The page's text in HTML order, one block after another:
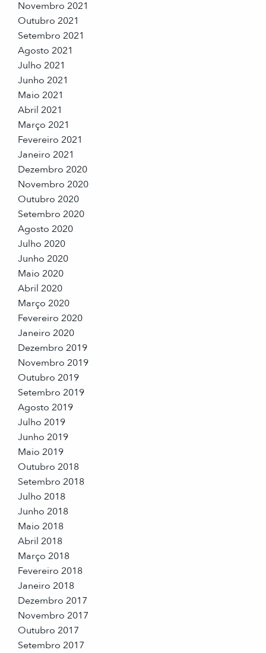
Novembro 2021
Outubro 2021
Setembro 2021
Agosto 2021
Julho 2021
Junho 2021
Maio 2021
Abril 2021
Março 2021
Fevereiro 2021
Janeiro 2021
Dezembro 2020
Novembro 2020
Outubro 2020
Setembro 2020
Agosto 2020
Julho 2020
Junho 2020
Maio 2020
Abril 2020
Março 2020
Fevereiro 2020
Janeiro 2020
Dezembro 2019
Novembro 2019
Outubro 2019
Setembro 2019
Agosto 2019
Julho 2019
Junho 2019
Maio 2019
Outubro 2018
Setembro 2018
Julho 2018
Junho 2018
Maio 2018
Abril 2018
Março 2018
Fevereiro 2018
Janeiro 2018
Dezembro 2017
Novembro 2017
Outubro 2017
Setembro 2017